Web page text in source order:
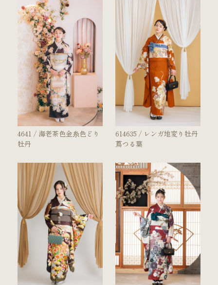
店舗案内
振袖レンタルの流れ
写真だけの成人式の流れ
ママ振袖の流れ
コーディネート小物
成人式当日の過ごし方
キャンペーン
ご試着・見学予約
お問い合わせ
4641 / 海老茶色金糸色どり
牡丹
614635 / レンガ地変り牡丹
蔦つる葉